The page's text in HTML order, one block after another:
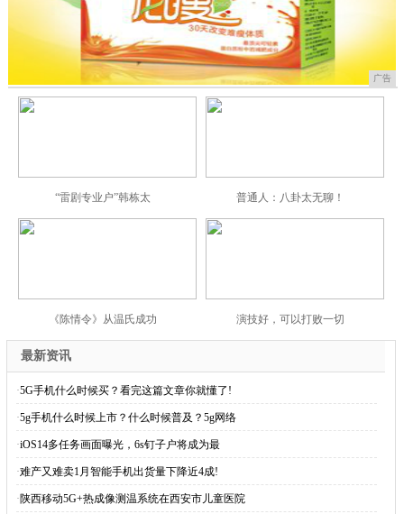
广告
“雷剧专业户”韩栋太 普通人：八卦太无聊！
《陈情令》从温氏成功 演技好，可以打败一切
最新资讯
·5G手机什么时候买？看完这篇文章你就懂了!
·5g手机什么时候上市？什么时候普及？5g网络
·iOS14多任务画面曝光，6s钉子户将成为最
·难产又难卖1月智能手机出货量下降近4成!
·陕西移动5G+热成像测温系统在西安市儿童医院